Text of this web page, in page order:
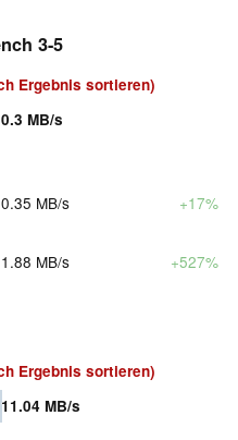
3-5
Ergebnis sortieren)
0.3 MB/s
0.35 MB/s +17%
1.88 MB/s +527%
Ergebnis sortieren)
11.04 MB/s